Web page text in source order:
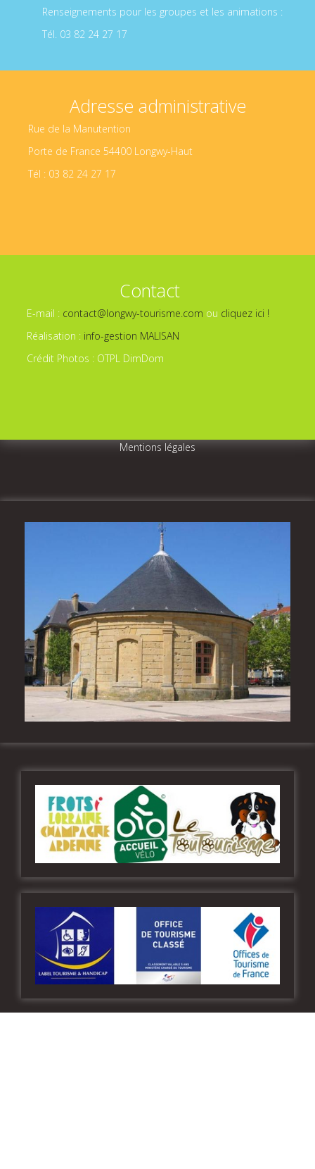
Renseignements pour les groupes et les animations :
Tél. 03 82 24 27 17
Adresse administrative
Rue de la Manutention
Porte de France 54400 Longwy-Haut
Tél : 03 82 24 27 17
Contact
E-mail : contact@longwy-tourisme.com ou cliquez ici !
Réalisation : info-gestion MALISAN
Crédit Photos : OTPL DimDom
Mentions légales